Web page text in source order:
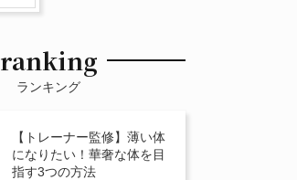
ranking
ランキング
【トレーナー監修】薄い体
になりたい！華奢な体を目
指す3つの方法